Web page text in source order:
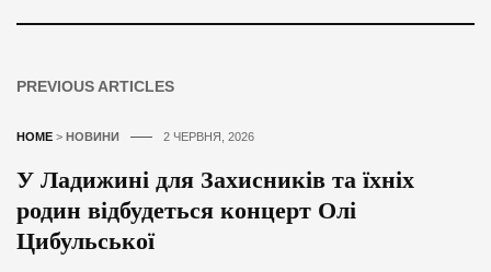
PREVIOUS ARTICLES
HOME > НОВИНИ 2 ЧЕРВНЯ, 2026
У Ладижині для Захисників та їхніх
родин відбудеться концерт Олі
Цибульської